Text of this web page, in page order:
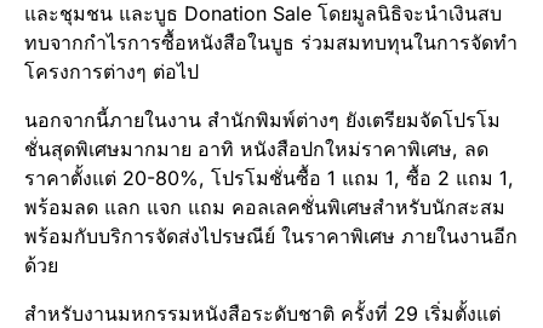
และชุมชน และบูธ Donation Sale โดยมูลนิธิจะนำเงินสบ
ทบจากกำไรการซื้อหนังสือในบูธ ร่วมสมทบทุนในการจัดทำ
โครงการต่างๆ ต่อไป
นอกจากนี้ภายในงาน สำนักพิมพ์ต่างๆ ยังเตรียมจัดโปรโม
ชั่นสุดพิเศษมากมาย อาทิ หนังสือปกใหม่ราคาพิเศษ, ลด
ราคาตั้งแต่ 20-80%, โปรโมชั่นซื้อ 1 แถม 1, ซื้อ 2 แถม 1,
พร้อมลด แลก แจก แถม คอลเลคชั่นพิเศษสำหรับนักสะสม
พร้อมกับบริการจัดส่งไปรษณีย์ ในราคาพิเศษ ภายในงานอีก
ด้วย
สำหรับงานมหกรรมหนังสือระดับชาติ ครั้งที่ 29 เริ่มตั้งแต่